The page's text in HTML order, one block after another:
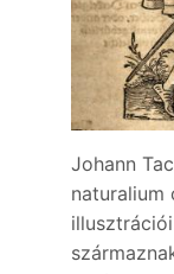
Johann
naturalium